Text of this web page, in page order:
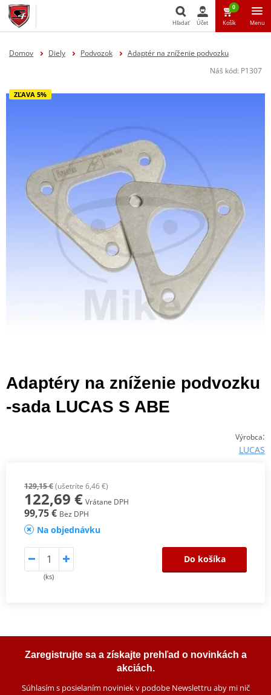
Hľadať
Hľadať Účet
0
Košík Menu
Domov Diely Podvozok
Adaptér na zníženie podvozku
Náš kód: P1307
ZĽAVA 5%
Adaptéry na zníženie podvozku
-sada LUCAS S ABE
Výrobca:
LUCAS
129,15 €(ušetríte 6,46 €)
122,69 € Vrátane DPH
99,75 € Bez DPH
Na objednávku
(ks)
Do košíka
Zaregistrujte sa a získajte prehľad o novinkách a
akciách.
Súhlasím s posielaním noviniek v podobe Newslettru aby mi nič